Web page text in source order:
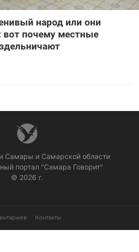
народ или они
вот почему местные
Самары и Самарской области
портал "Самара Говорит"
© 2026 г.
Контакты